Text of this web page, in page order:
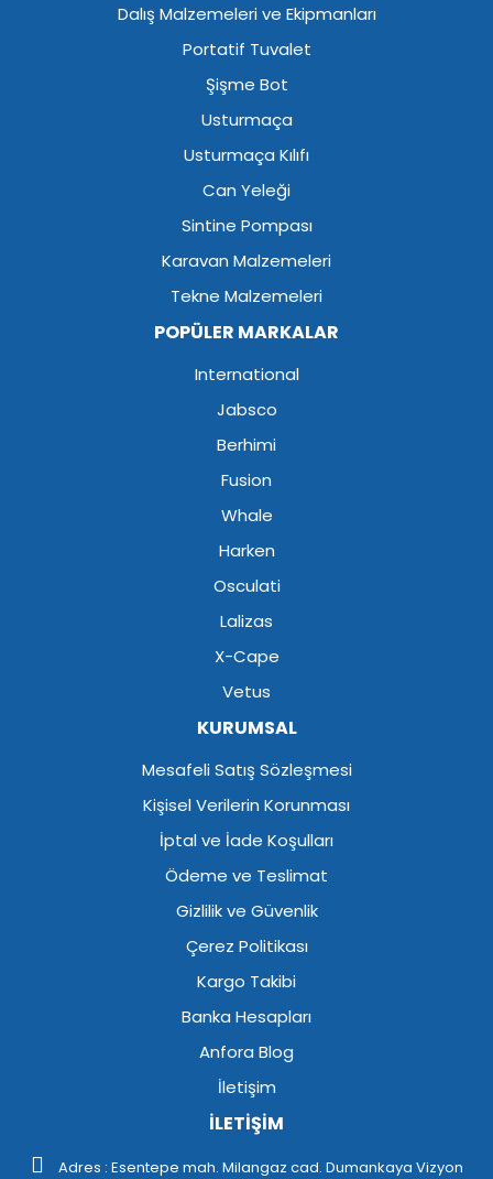
Dalış Malzemeleri ve Ekipmanları
Portatif Tuvalet
Şişme Bot
Usturmaça
Usturmaça Kılıfı
Can Yeleği
Sintine Pompası
Karavan Malzemeleri
Tekne Malzemeleri
POPÜLER MARKALAR
International
Jabsco
Berhimi
Fusion
Whale
Harken
Osculati
Lalizas
X-Cape
Vetus
KURUMSAL
Mesafeli Satış Sözleşmesi
Kişisel Verilerin Korunması
İptal ve İade Koşulları
Ödeme ve Teslimat
Gizlilik ve Güvenlik
Çerez Politikası
Kargo Takibi
Banka Hesapları
Anfora Blog
İletişim
İLETİŞİM
Adres : Esentepe mah. Milangaz cad. Dumankaya Vizyon